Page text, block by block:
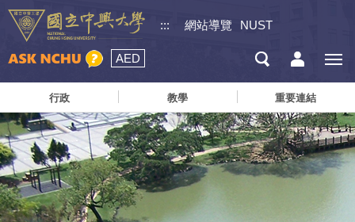
::: 網站導覽 NUST
AED
行政 教學 重要連結